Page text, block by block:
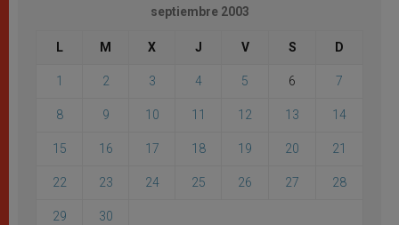
septiembre 2003
L M X J V S D
1 2 3 4 5 6 7
8 9 10 11 12 13 14
15 16 17 18 19 20 21
22 23 24 25 26 27 28
29 30